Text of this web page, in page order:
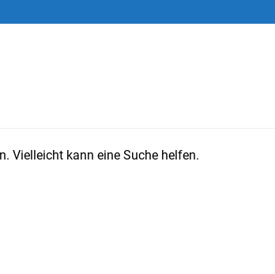
Vielleicht kann eine Suche helfen.